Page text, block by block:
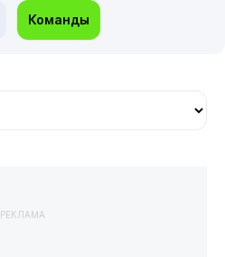
Команды
РЕКЛАМА